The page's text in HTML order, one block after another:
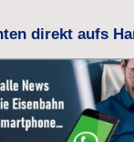
direkt aufs